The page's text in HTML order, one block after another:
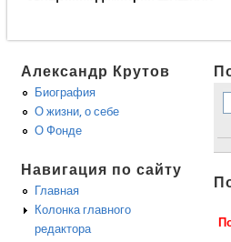
Александр Крутов
Биография
О жизни, о себе
О Фонде
Навигация по сайту
Главная
Колонка главного
редактора